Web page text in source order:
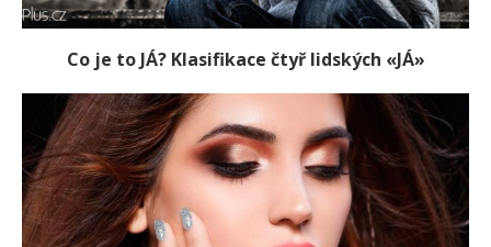
Co je to JÁ? Klasifikace čtyř lidských «JÁ»